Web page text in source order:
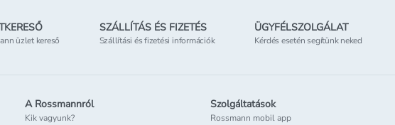
üzlet kereső
SZÁLLÍTÁS ÉS FIZETÉS
Szállítási és fizetési információk
ÜGYFÉLSZOLGÁLAT
Kérdés esetén segítünk neked
A Rossmannról
Kik vagyunk?
Szolgáltatások
Rossmann mobil app